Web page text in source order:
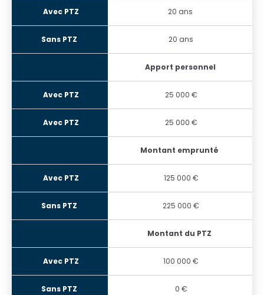
20 ans
20 ans
Apport personnel
25 000 €
25 000 €
Montant emprunté
125 000 €
225 000 €
Montant du PTZ
100 000 €
0 €